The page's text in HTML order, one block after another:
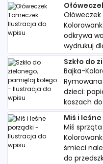
odkrywa
wydrukuj
Szkło do
Bajka-
dzieci:
koszach
Miś i
Miś
śmieci
do